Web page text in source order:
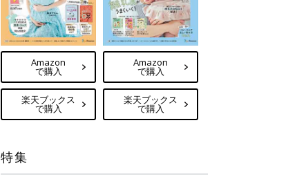
Amazon
で購入
楽天ブックス
で購入
Amazon
で購入
楽天ブックス
で購入
特集